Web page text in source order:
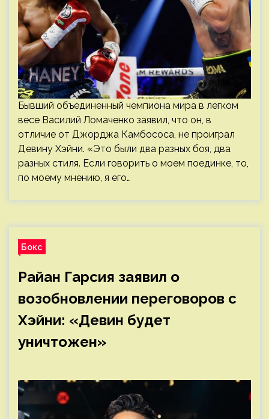
Бывший объединенный чемпиона мира в легком
весе Василий Ломаченко заявил, что он, в
отличие от Джорджа Камбососа, не проиграл
Девину Хэйни. «Это были два разных боя, два
разных стиля. Если говорить о моем поединке, то,
по моему мнению, я его…
Бокс
Райан Гарсия заявил о
возобновлении переговоров с
Хэйни: «Девин будет
уничтожен»